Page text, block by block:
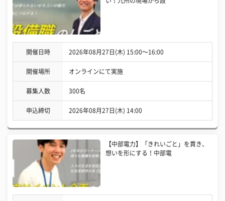
開催日時 2026年08月27日(木) 15:00〜16:00
開催場所 オンラインにて実施
募集人数 300名
申込締切 2026年08月27日(木) 14:00
【中部電力】「きれいごと」を貫き、
想いを形にする！中部電